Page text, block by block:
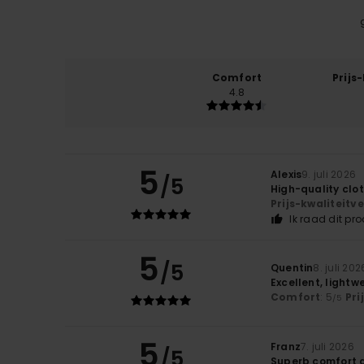
Comfort
4.8
5/5 Alexis9. juli 2026
High-quality
Prijs-
Ik raad dit
5/5 Quentin8. juli
Excellent,
Comfort: 5/5
Franz7. juli 2026